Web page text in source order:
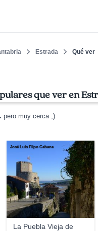
Estrada Qué ver
que ver en
pero muy cerca ;)
La Puebla Vieja de
José Luis Filpo Cabana